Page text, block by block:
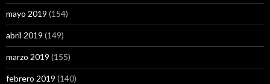
mayo 2019 (154)
abril 2019 (149)
marzo 2019 (155)
febrero 2019 (140)